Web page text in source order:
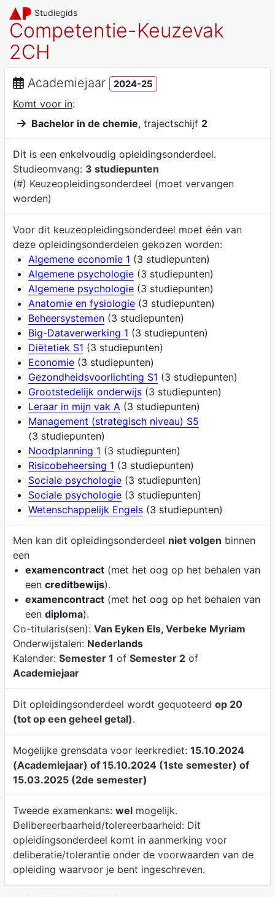
Studiegids
Competentie-Keuzevak
2CH
Academiejaar 2024-25
Komt voor in:
Bachelor in de chemie, trajectschijf 2
Dit is een enkelvoudig opleidingsonderdeel.
Studieomvang: 3 studiepunten
(#) Keuzeopleidingsonderdeel (moet vervangen
worden)
Voor dit keuzeopleidingsonderdeel moet één van
deze opleidingsonderdelen gekozen worden:
Algemene economie 1 (3 studiepunten)
Algemene psychologie(3 studiepunten)
Algemene psychologie(3 studiepunten)
Anatomie en fysiologie(3 studiepunten)
Beheersystemen(3 studiepunten)
Big-Dataverwerking 1 (3 studiepunten)
Diëtetiek S1 (3 studiepunten)
Economie(3 studiepunten)
Gezondheidsvoorlichting S1 (3 studiepunten)
Grootstedelijk onderwijs(3 studiepunten)
Leraar in mijn vak A (3 studiepunten)
Management (strategisch niveau) S5
(3 studiepunten)
Noodplanning 1 (3 studiepunten)
Risicobeheersing 1 (3 studiepunten)
Sociale psychologie(3 studiepunten)
Sociale psychologie(3 studiepunten)
Wetenschappelijk Engels(3 studiepunten)
Men kan dit opleidingsonderdeel niet volgen binnen
een
examencontract(met het oog op het behalen van
een creditbewijs).
examencontract(met het oog op het behalen van
een diploma).
Co-titularis(sen): Van Eyken Els, Verbeke Myriam
Onderwijstalen: Nederlands
Kalender: Semester 1 of Semester 2of
Academiejaar
Dit opleidingsonderdeel wordt gequoteerd op 20
(tot op een geheel getal).
Mogelijke grensdata voor leerkrediet: 15.10.2024
(Academiejaar) of 15.10.2024 (1ste semester) of
15.03.2025 (2de semester)
Tweede examenkans: welmogelijk.
Delibereerbaarheid/tolereerbaarheid: Dit
opleidingsonderdeel komt in aanmerking voor
deliberatie/tolerantie onder de voorwaarden van de
opleiding waarvoor je bent ingeschreven.